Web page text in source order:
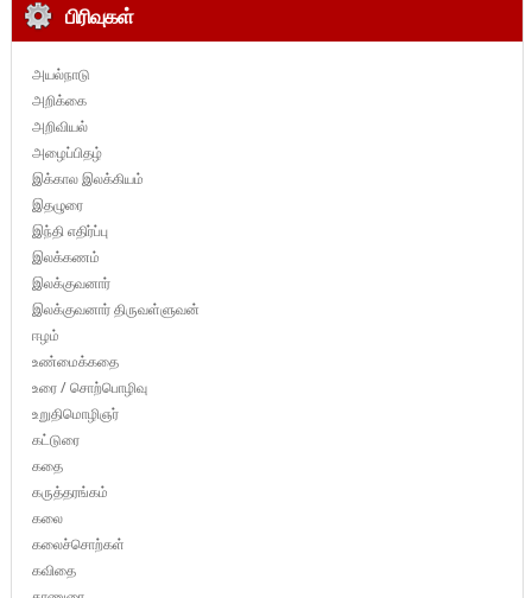
பிரிவுகள்
அயல்நாடு
அறிக்கை
அறிவியல்
அழைப்பிதழ்
இக்கால இலக்கியம்
இதழுரை
இந்தி எதிர்ப்பு
இலக்கணம்
இலக்குவனார்
இலக்குவனார் திருவள்ளுவன்
ஈழம்
உண்மைக்கதை
உரை / சொற்பொழிவு
உறுதிமொழிஞர்
கட்டுரை
கதை
கருத்தரங்கம்
கலை
கலைச்சொற்கள்
கவிதை